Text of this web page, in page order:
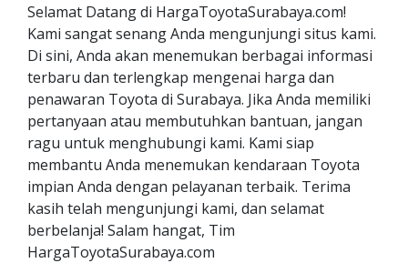
Selamat Datang di HargaToyotaSurabaya.com!
Kami sangat senang Anda mengunjungi situs kami.
Di sini, Anda akan menemukan berbagai informasi
terbaru dan terlengkap mengenai harga dan
penawaran Toyota di Surabaya. Jika Anda memiliki
pertanyaan atau membutuhkan bantuan, jangan
ragu untuk menghubungi kami. Kami siap
membantu Anda menemukan kendaraan Toyota
impian Anda dengan pelayanan terbaik. Terima
kasih telah mengunjungi kami, dan selamat
berbelanja! Salam hangat, Tim
HargaToyotaSurabaya.com